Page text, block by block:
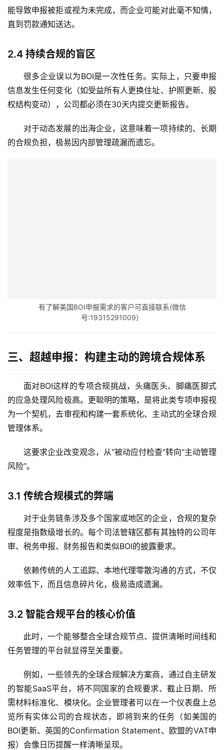
跨
讯
海
司
海
外
银
行
开
户
能导致申报被拒或视为未完成，而企业可能对此毫不知情，
直到罚款通知送达。
2.4 持续合规的盲区
很多企业误以为BOI是一次性任务。实际上，只要申报
信息发生任何变化（如受益所有人更换住址、护照更新、股
权结构变动），公司都必须在30天内提交更新报告。
对于动态发展的出海企业，这意味着一项持续的、长期
的合规负担，极易因内部管理疏漏而遗忘。
有了解美国BOI申报需求的客户可直接联系(微信
号:19315291009）
三、超越申报：构建主动的跨境合规体系
面对BOI这样的专项合规挑战，头痛医头、脚痛医脚式
的应急处理风险极高。更聪明的策略，是将此类专项申报视
为一个契机，去审视和构建一套系统化、主动式的全球合规
管理体系。
这要求企业改变观念，从“被动应付检查”转向“主动管理
风险”。
3.1 传统合规模式的弊端
对于业务链条涉及多个国家或地区的企业，合规的复杂
程度是指数级增长的。每个司法管辖区都有其独特的公司年
审、税务申报、财务报告和类似BOI的披露要求。
依赖传统的人工追踪、本地代理零散沟通的方式，不仅
效率低下，而且信息碎片化，极易造成遗漏。
3.2 智能合规平台的核心价值
此时，一个能够整合全球合规节点、提供清晰时间线和
任务管理的平台就显得至关重要。
例如，一些领先的全球合规解决方案商，通过自主研发
的智能SaaS平台，将不同国家的合规要求、截止日期、所
需材料标准化、模块化。企业管理者可以在一个仪表盘上总
览所有实体公司的合规状态，即将到来的任务（如美国的
BOI更新、英国的Confirmation Statement、欧盟的VAT申
报）会像日历提醒一样清晰呈现。